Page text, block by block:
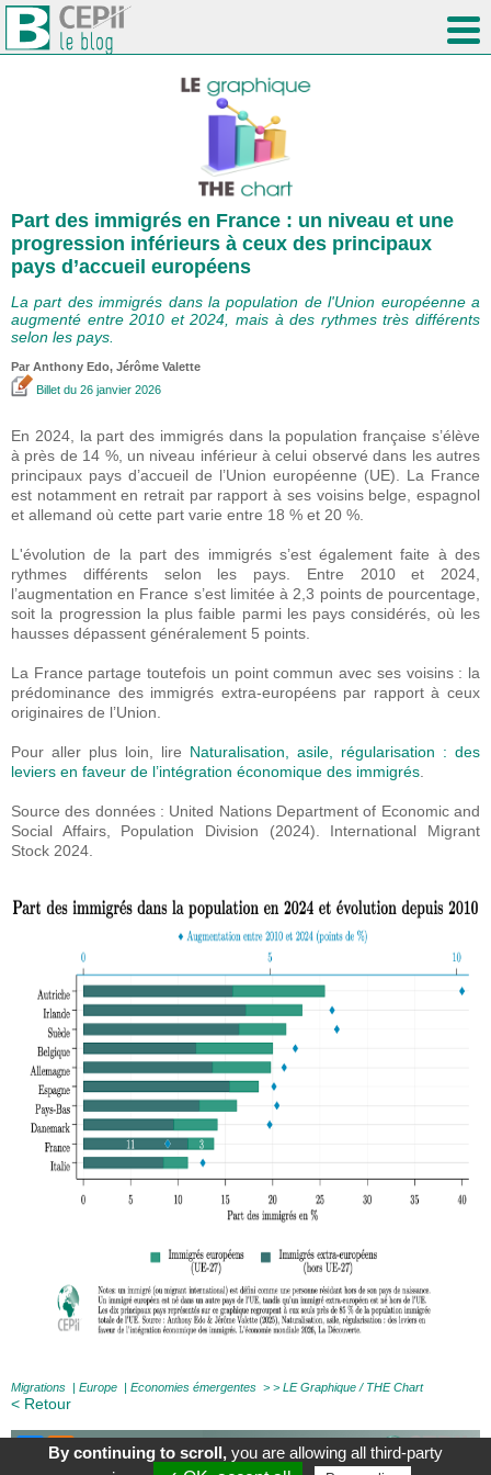
Part des immigrés en France : un niveau et une
progression inférieurs à ceux des principaux
pays d’accueil européens
La part des immigrés dans la population de l'Union européenne a
augmenté entre 2010 et 2024, mais à des rythmes très différents
selon les pays.
Par Anthony Edo, Jérôme Valette
Billet du 26 janvier 2026
En 2024, la part des immigrés dans la population française s’élève
à près de 14 %, un niveau inférieur à celui observé dans les autres
principaux pays d’accueil de l’Union européenne (UE). La France
est notamment en retrait par rapport à ses voisins belge, espagnol
et allemand où cette part varie entre 18 % et 20 %.
L'évolution de la part des immigrés s’est également faite à des
rythmes différents selon les pays. Entre 2010 et 2024,
l’augmentation en France s’est limitée à 2,3 points de pourcentage,
soit la progression la plus faible parmi les pays considérés, où les
hausses dépassent généralement 5 points.
La France partage toutefois un point commun avec ses voisins : la
prédominance des immigrés extra-européens par rapport à ceux
originaires de l’Union.
Pour aller plus loin, lire Naturalisation, asile, régularisation : des
leviers en faveur de l’intégration économique des immigrés.
Source des données : United Nations Department of Economic and
Social Affairs, Population Division (2024). International Migrant
Stock 2024.
Migrations Europe Economies émergentes > > LE Graphique / THE Chart
< Retour
Contact Mentions légales
By continuing to scroll,you are allowing all third-party